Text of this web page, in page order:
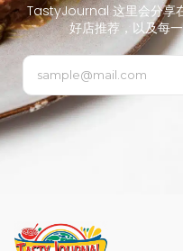
TastyJournal 这里会分享
好店推荐，以及每